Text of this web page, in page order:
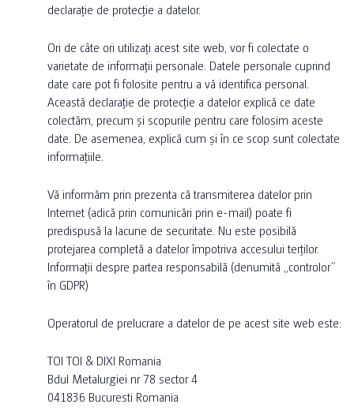
declarație de protecție a datelor.
Ori de câte ori utilizați acest site web, vor fi colectate o
varietate de informații personale. Datele personale cuprind
date care pot fi folosite pentru a vă identifica personal.
Această declarație de protecție a datelor explică ce date
colectăm, precum și scopurile pentru care folosim aceste
date. De asemenea, explică cum și în ce scop sunt colectate
informațiile.
Vă informăm prin prezenta că transmiterea datelor prin
Internet (adică prin comunicări prin e-mail) poate fi
predispusă la lacune de securitate. Nu este posibilă
protejarea completă a datelor împotriva accesului terților.
Informații despre partea responsabilă (denumită „controlor”
în GDPR)
Operatorul de prelucrare a datelor de pe acest site web este:
TOI TOI & DIXI Romania
Bdul Metalurgiei nr 78 sector 4
041836 Bucuresti Romania